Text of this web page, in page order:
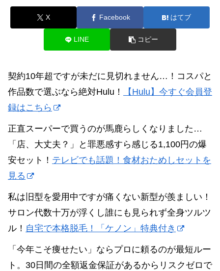
X Facebook はてブ
LINE コピー
契約10年超ですが未だに見切れません…！コスパと
作品数で選ぶなら絶対Hulu！
【Hulu】今すぐ会員登
録はこちら
正直スーパーで買うのが馬鹿らしくなりました…
「店、大丈夫？」と罪悪感すら感じる1,100円の爆
安セット！ テレビでも話題！食材おためしセットを
見る
私は旧型を愛用中ですが痛くない新型が羨ましい！
サロン代数十万が浮くし誰にも見られず全身ツルツ
ル！ 自宅で本格脱毛！「ケノン」特典付き
「今年こそ痩せたい」ならプロに頼るのが最短ルー
ト。30日間の全額返金保証があるからリスクゼロで